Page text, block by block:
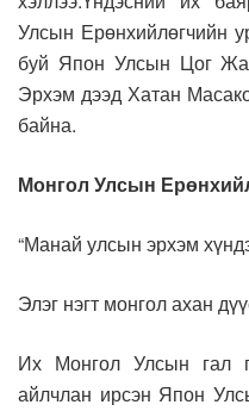
Улсын Ерөнхийлөгчийн
буй Япон Улсын Цог
Эрхэм дээд Хатан
байна.
Монгол Улсын
“Манай улсын эрхэм
Элэг нэгт монгол ахан
Их Монгол Улсын гал
айлчлан ирсэн Япон